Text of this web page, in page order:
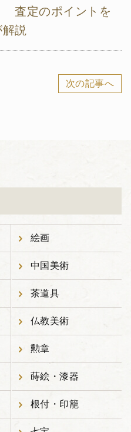
査定のポイントを
説
次の記事へ
絵画
中国美術
茶道具
仏教美術
勲章
蒔絵・漆器
根付・印籠